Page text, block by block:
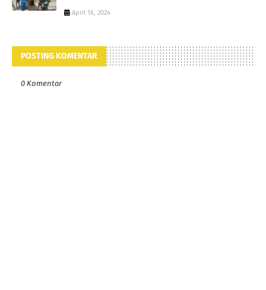
April 16, 2024
POSTING KOMENTAR
0 Komentar